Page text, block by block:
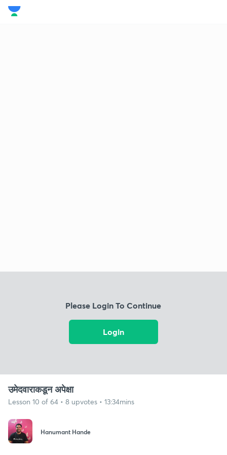
Please Login To Continue
Login
उमेदवाराकडून अपेक्षा
Lesson 10 of 64 • 8 upvotes • 13:34mins
Hanumant Hande